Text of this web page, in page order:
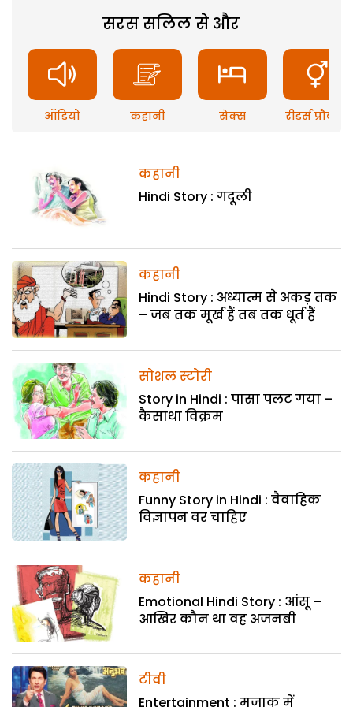
सरस सलिल से और
ऑडियो कहानी सेक्स रीडर्स प्रौब्लम
कहानी
Hindi Story : गदूली
कहानी
Hindi Story : अध्यात्म से अकड़ तक
– जब तक मूर्ख हैं तब तक धूर्त हैं
सोशल स्टोरी
Story in Hindi : पासा पलट गया –
कैसाथा विक्रम
कहानी
Funny Story in Hindi : वैवाहिक
विज्ञापन वर चाहिए
कहानी
Emotional Hindi Story : आंसू –
आखिर कौन था वह अजनबी
टीवी
Entertainment : मजाक में